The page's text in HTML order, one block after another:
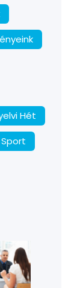
Hét
Sport